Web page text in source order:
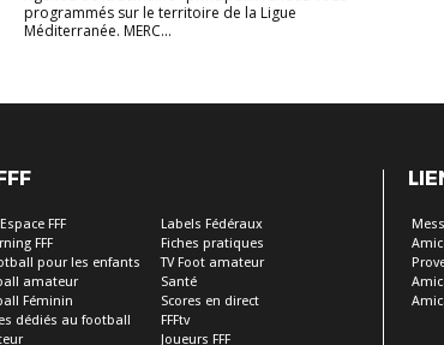
programmés sur le territoire de la Ligue
Méditerranée. MERC...
FFF
FFF
pour les enfants
amateur
Féminin
dédiés au football
Labels Fédéraux
Fiches pratiques
TV Foot amateur
Santé
Scores en direct
FFFtv
Joueurs FFF